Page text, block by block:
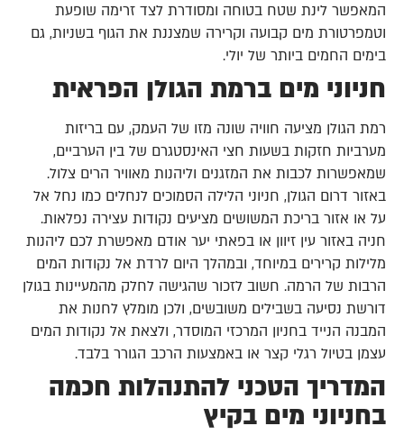
המאפשר לינת שטח בטוחה ומסודרת לצד זרימה שופעת
וטמפרטורת מים קבועה וקרירה שמצננת את הגוף בשניות, גם
בימים החמים ביותר של יולי.
חניוני מים ברמת הגולן הפראית
רמת הגולן מציעה חוויה שונה מזו של העמק, עם בריזות
מערביות חזקות בשעות חצי האינסטגרם של בין הערביים,
שמאפשרות לכבות את המזגנים וליהנות מאוויר הרים צלול.
באזור דרום הגולן, חניוני הלילה הסמוכים לנחלים כמו נחל אל
על או אזור בריכת המשושים מציעים נקודות עצירה נפלאות.
חניה באזור עין זיוון או בפאתי יער אודם מאפשרת לכם ליהנות
מלילות קרירים במיוחד, ובמהלך היום לרדת אל נקודות המים
הרבות של הרמה. חשוב לזכור שהגישה לחלק מהמעיינות בגולן
דורשת נסיעה בשבילים משובשים, ולכן מומלץ לחנות את
המבנה הנייד בחניון המרכזי המוסדר, ולצאת אל נקודות המים
עצמן בטיול רגלי קצר או באמצעות הרכב הגורר בלבד.
המדריך הטכני להתנהלות חכמה
בחניוני מים בקיץ